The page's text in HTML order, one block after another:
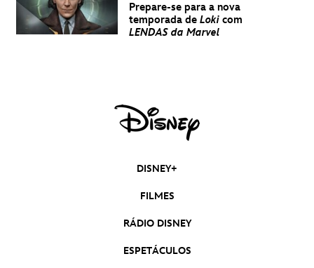
Prepare-se para a nova
temporada de Loki com
LENDAS da Marvel
DISNEY+
FILMES
RÁDIO DISNEY
ESPETÁCULOS